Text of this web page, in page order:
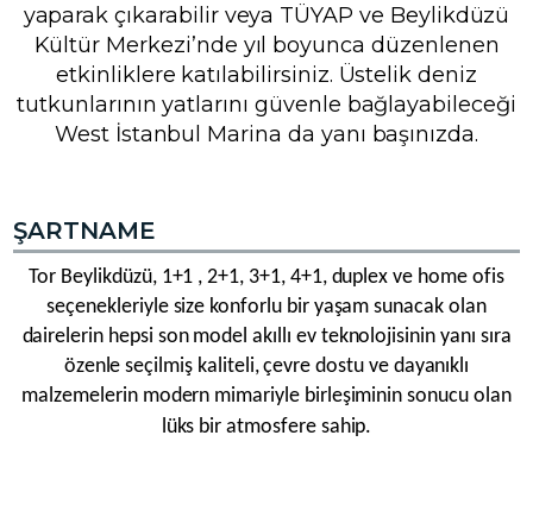
yaparak çıkarabilir veya TÜYAP ve Beylikdüzü
Kültür Merkezi’nde yıl boyunca düzenlenen
etkinliklere katılabilirsiniz. Üstelik deniz
tutkunlarının yatlarını güvenle bağlayabileceği
West İstanbul Marina da yanı başınızda.
ŞARTNAME
Tor Beylikdüzü, 1+1 , 2+1, 3+1, 4+1, duplex ve home ofis
seçenekleriyle size konforlu bir yaşam sunacak olan
dairelerin hepsi son model akıllı ev teknolojisinin yanı sıra
özenle seçilmiş kaliteli, çevre dostu ve dayanıklı
malzemelerin modern mimariyle birleşiminin sonucu olan
lüks bir atmosfere sahip.